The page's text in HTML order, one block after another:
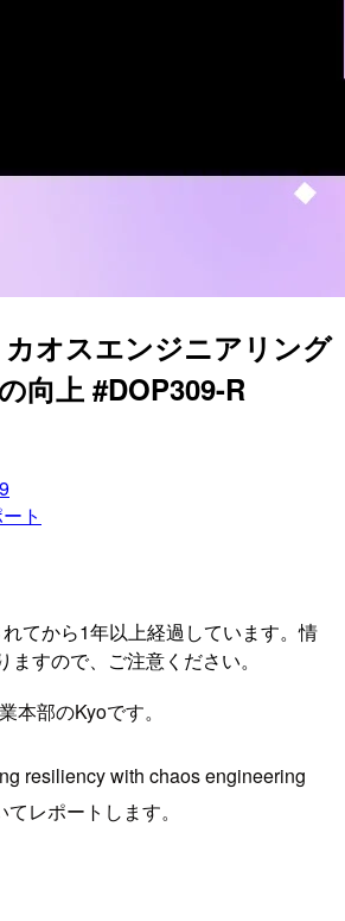
カオスエンジニアリング
向上 #DOP309-R
ト
てから1年以上経過しています。情
すので、ご注意ください。
本部のKyoです。
resiliency with chaos engineering
レポートします。